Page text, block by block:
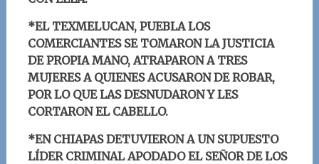
*EL TEXMELUCAN, PUEBLA LOS
COMERCIANTES SE TOMARON LA JUSTICIA
DE PROPIA MANO, ATRAPARON A TRES
MUJERES A QUIENES ACUSARON DE ROBAR,
POR LO QUE LAS DESNUDARON Y LES
CORTARON EL CABELLO.
*EN CHIAPAS DETUVIERON A UN SUPUESTO
LÍDER CRIMINAL APODADO EL SEÑOR DE LOS